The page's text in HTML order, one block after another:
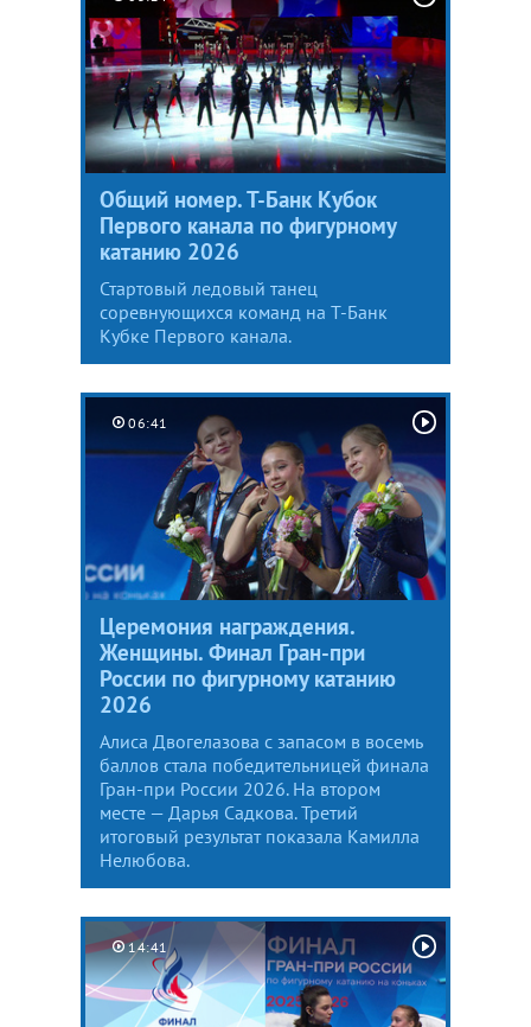
Общий номер. Т-Банк Кубок
Первого канала по фигурному
катанию 2026
Стартовый ледовый танец
соревнующихся команд на Т-Банк
Кубке Первого канала.
06:41
Церемония награждения.
Женщины. Финал Гран-при
России по фигурному катанию
2026
Алиса Двогелазова с запасом в восемь
баллов стала победительницей финала
Гран-при России 2026. На втором
месте — Дарья Садкова. Третий
итоговый результат показала Камилла
Нелюбова.
14:41